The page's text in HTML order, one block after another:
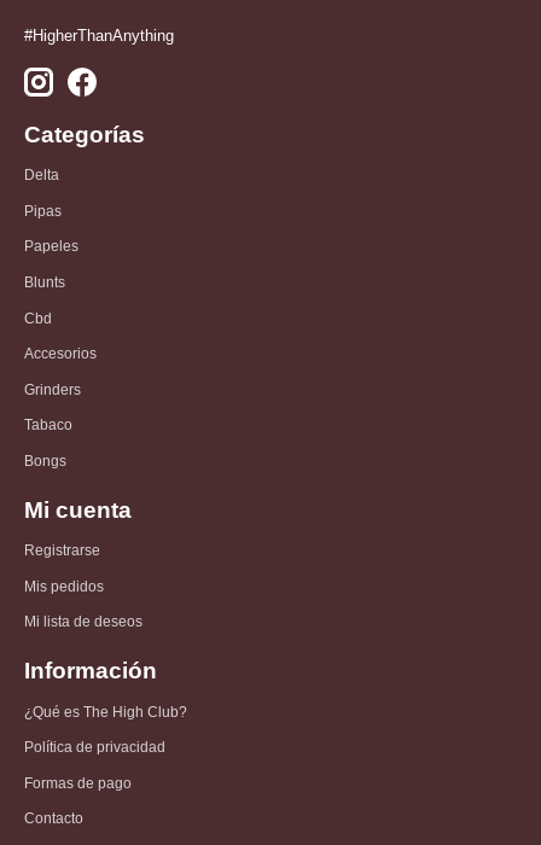
#HigherThanAnything
Categorías
Delta
Pipas
Papeles
Blunts
Cbd
Accesorios
Grinders
Tabaco
Bongs
Mi cuenta
Registrarse
Mis pedidos
Mi lista de deseos
Información
¿Qué es The High Club?
Política de privacidad
Formas de pago
Contacto